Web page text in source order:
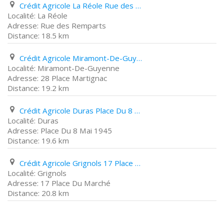
Crédit Agricole La Réole Rue des Remparts
La Réole
Rue des Remparts
18.5 km
Crédit Agricole Miramont-De-Guyenne 28 Place Martignac
Miramont-De-Guyenne
28 Place Martignac
19.2 km
Crédit Agricole Duras Place Du 8 Mai 1945
Duras
Place Du 8 Mai 1945
19.6 km
Crédit Agricole Grignols 17 Place Du Marché
Grignols
17 Place Du Marché
20.8 km